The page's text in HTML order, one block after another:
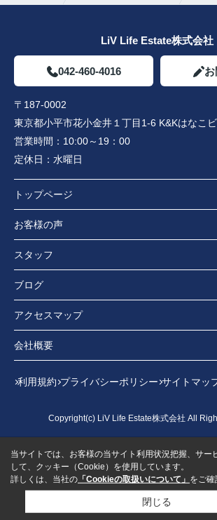
LiV Life Estate株式会社
042-460-4016 お
〒187-0002
東京都小平市花小金井１丁目1-6 K&Kはなこ
営業時間： 10:00～19：00
定休日： 水曜日
トップページ
お客様の声
スタッフ
ブログ
アクセスマップ
会社概要
利用規約 プライバシーポリシー サイトマッ
Copyright(c) LiV Life Estate株式会社 All
当サイトでは、お客様の当サイト利用状況把握、サー
して、クッキー（Cookie）を使用しています。
詳しくは、当社の 「Cookieの取扱いについて」 をご確
閉じる